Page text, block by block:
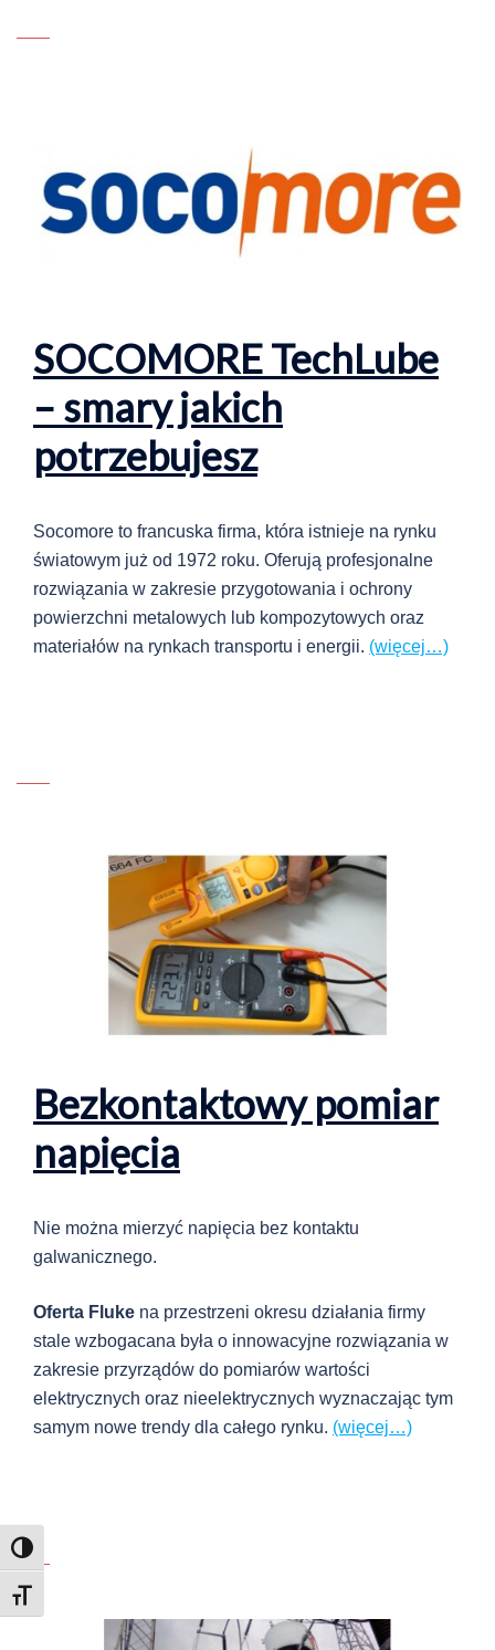
TOGGLE HIGH CONTRAST
TOGGLE FONT SIZE
SOCOMORE TechLube
– smary jakich
potrzebujesz
Socomore to francuska firma, która istnieje na rynku
światowym już od 1972 roku. Oferują profesjonalne
rozwiązania w zakresie przygotowania i ochrony
powierzchni metalowych lub kompozytowych oraz
materiałów na rynkach transportu i energii. (więcej…)
Bezkontaktowy pomiar
napięcia
Nie można mierzyć napięcia bez kontaktu
galwanicznego.
Oferta Fluke na przestrzeni okresu działania firmy
stale wzbogacana była o innowacyjne rozwiązania w
zakresie przyrządów do pomiarów wartości
elektrycznych oraz nieelektrycznych wyznaczając tym
samym nowe trendy dla całego rynku. (więcej…)